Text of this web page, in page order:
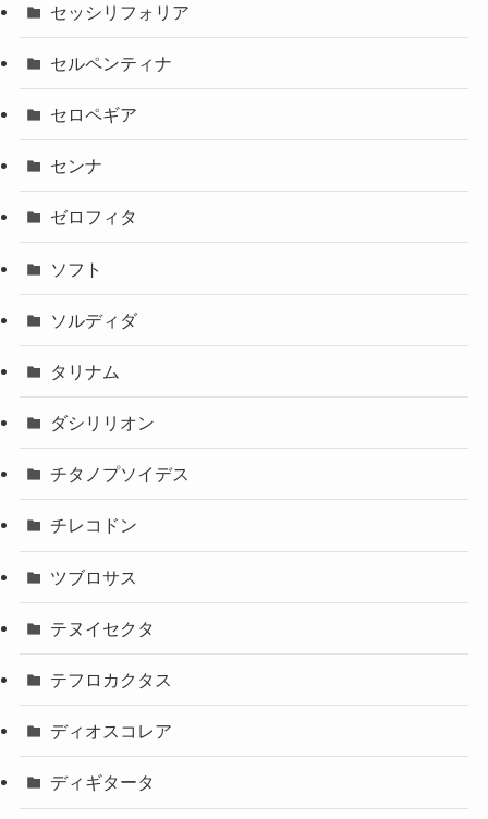
セッシリフォリア
セルペンティナ
セロペギア
センナ
ゼロフィタ
ソフト
ソルディダ
タリナム
ダシリリオン
チタノプソイデス
チレコドン
ツブロサス
テヌイセクタ
テフロカクタス
ディオスコレア
ディギタータ